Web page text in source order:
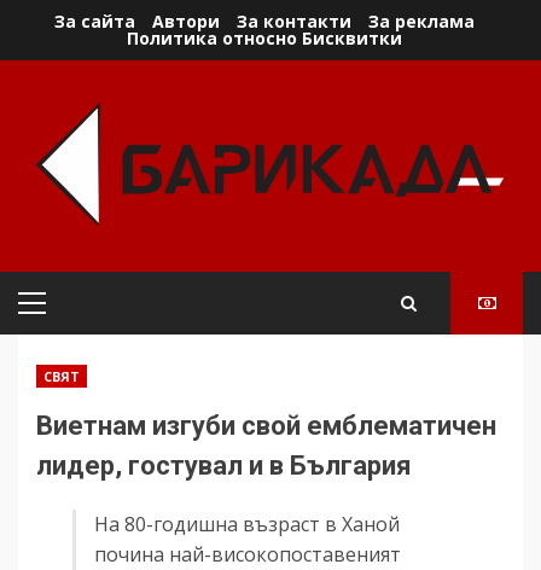
За сайта Автори За контакти За реклама
Политика относно Бисквитки
Primary
СВЯТ
Виетнам изгуби свой емблематичен
лидер, гостувал и в България
На 80-годишна възраст в Ханой
почина най-високопоставеният